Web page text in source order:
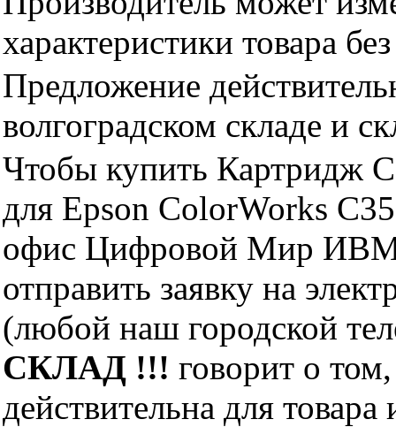
характеристики товара
Предложение
волгоградском складе и
Чтобы купить Картридж
для Epson ColorWorks
офис Цифровой Мир ИВМ
отправить заявку на
(любой наш городской
СКЛАД !!! говорит о
действительна для